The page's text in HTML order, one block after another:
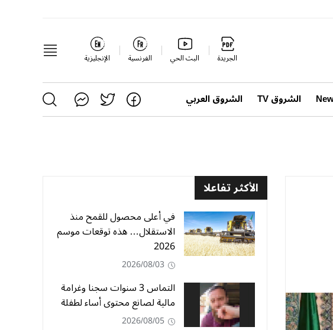
الجريدة البث الحي الفرنسية الإنجليزية
الشروق TV الشروق العربي
الأكثر تفاعلا
في أعلى محصول للقمح منذ
الاستقلال… هذه توقعات موسم
2026
2026/08/03
التماس 3 سنوات سجنا وغرامة
مالية لصانع محتوى أساء لطفلة
2026/08/05